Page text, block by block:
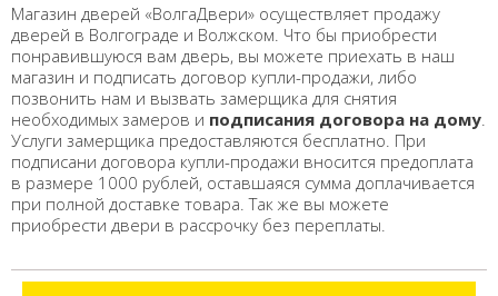
Магазин дверей «ВолгаДвери» осуществляет продажу
дверей в Волгограде и Волжском. Что бы приобрести
понравившуюся вам дверь, вы можете приехать в наш
магазин и подписать договор купли-продажи, либо
позвонить нам и вызвать замерщика для снятия
необходимых замеров и подписания договора на дому
Услуги замерщика предоставляются бесплатно. При
подписани договора купли-продажи вносится предоплата
в размере 1000 рублей, оставшаяся сумма доплачивается
при полной доставке товара. Так же вы можете
приобрести двери в рассрочку без переплаты.